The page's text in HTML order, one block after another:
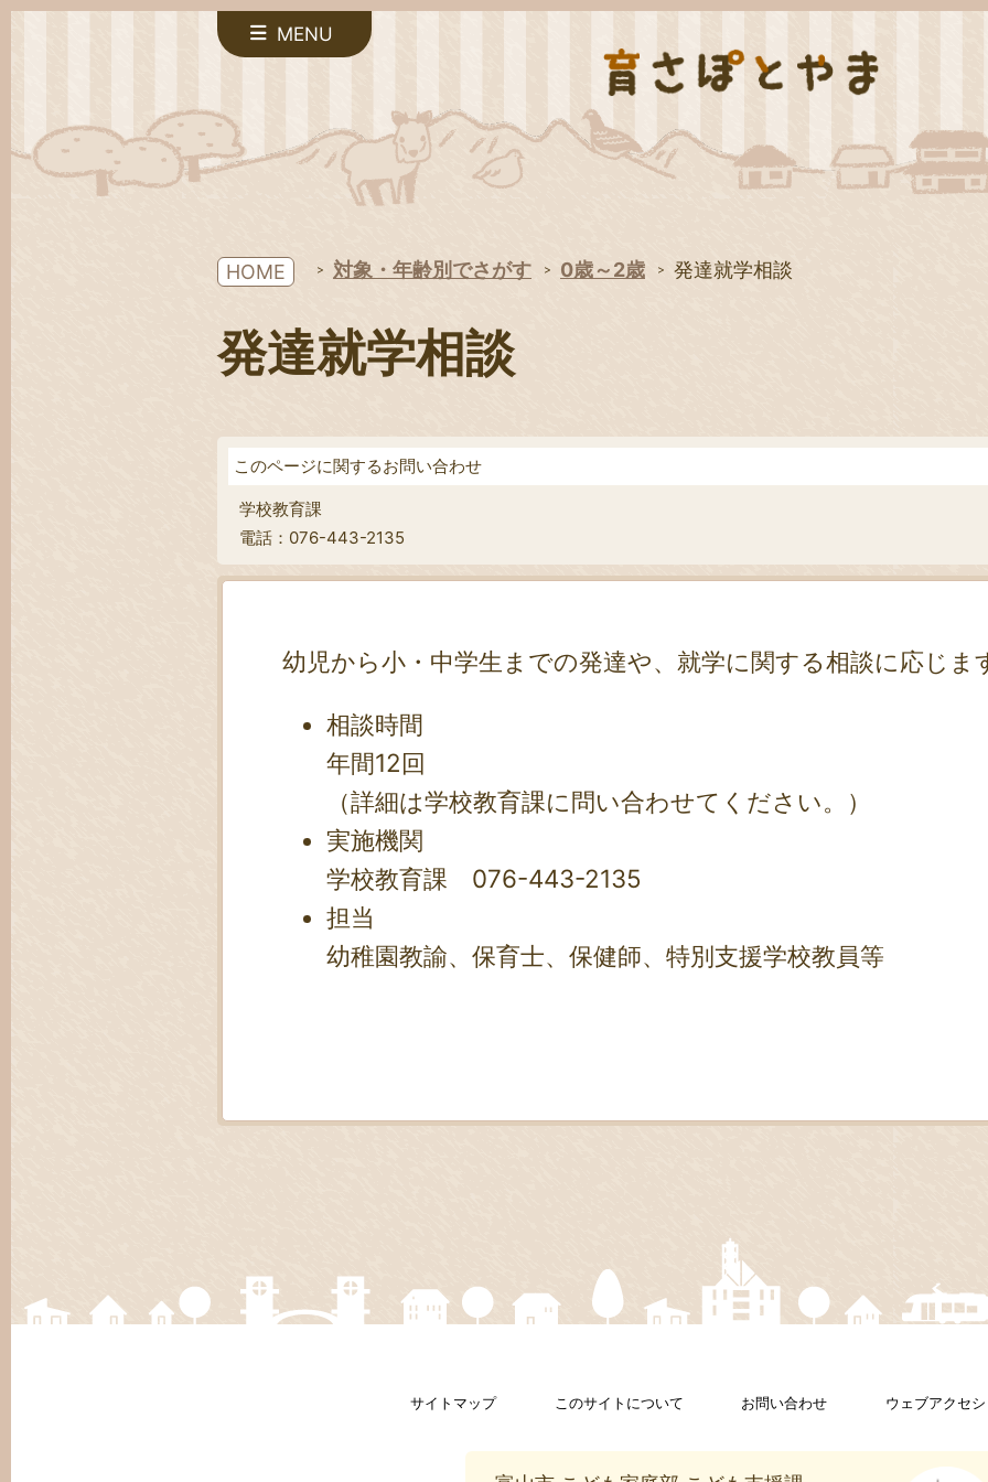
MENU
HOME 対象・年齢別でさがす 0歳～2歳 発達就学相談
発達就学相談
このページに関するお問い合わせ
学校教育課
電話：076-443-2135
幼児から小・中学生までの発達や、就学に関する相談に応じま
相談時間
年間12回
（詳細は学校教育課に問い合わせてください。）
実施機関
学校教育課 076-443-2135
担当
幼稚園教諭、保育士、保健師、特別支援学校教員等
サイトマップ このサイトについて お問い合わせ ウェブアクセ